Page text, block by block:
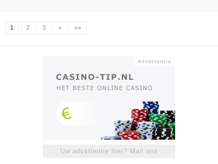
1 2 3 » »»
Uw advertentie hier? Mail ons